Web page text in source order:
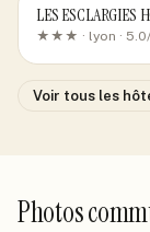
LES ESCLARGIES
★★★ · lyon ·
Voir tous les
Photos